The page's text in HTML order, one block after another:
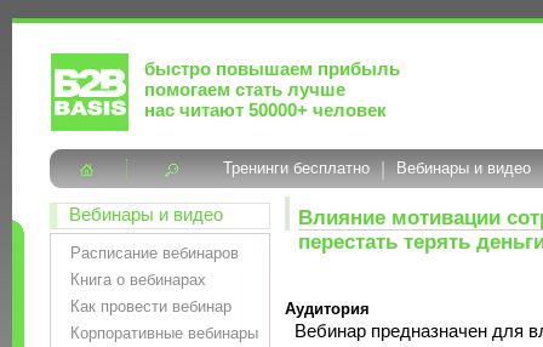
быстро повышаем прибыль
помогаем стать лучше
нас читают 50000+ человек
Тренинги бесплатно Вебинары и видео
Вебинары и видео
Расписание вебинаров
Книга о вебинарах
Как провести вебинар
Корпоративные вебинары
Влияние мотивации
перестать терять
Аудитория
Вебинар предназначен для